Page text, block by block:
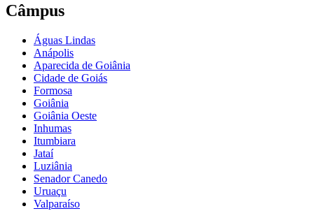
Câmpus
Águas Lindas
Anápolis
Aparecida de Goiânia
Cidade de Goiás
Formosa
Goiânia
Goiânia Oeste
Inhumas
Itumbiara
Jataí
Luziânia
Senador Canedo
Uruaçu
Valparaíso